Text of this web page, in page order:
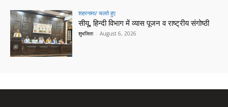
शहरनामा/ चलते हुए
सीयू, हिन्दी विभाग में व्यास पूजन व राष्ट्रीय संगोष्ठी
शुभजिता - August 6, 2026